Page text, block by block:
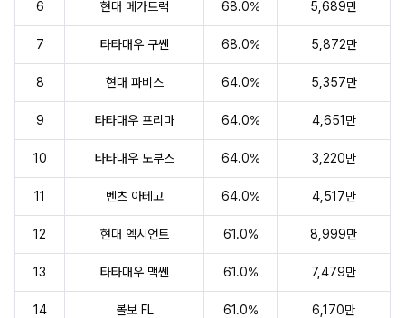
6 현대 메가트럭 68.0% 5,689만
7 타타대우 구쎈 68.0% 5,872만
8 현대 파비스 64.0% 5,357만
9 타타대우 프리마 64.0% 4,651만
10 타타대우 노부스 64.0% 3,220만
11 벤츠 아테고 64.0% 4,517만
12 현대 엑시언트 61.0% 8,999만
13 타타대우 맥쎈 61.0% 7,479만
14 볼보 FL 61.0% 6,170만